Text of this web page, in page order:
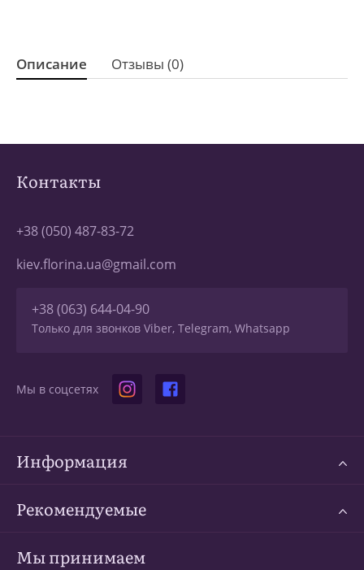
Описание Отзывы (0)
Контакты
+38 (050) 487-83-72
kiev.florina.ua@gmail.com
+38 (063) 644-04-90
Только для звонков Viber, Telegram, Whatsapp
Мы в соцсетях
Информация
Рекомендуемые
Мы принимаем